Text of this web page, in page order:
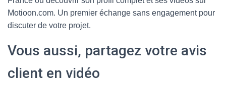
Motioon.com. Un premier échange sans engagement pour
discuter de votre projet.
Vous aussi, partagez votre avis
client en vidéo